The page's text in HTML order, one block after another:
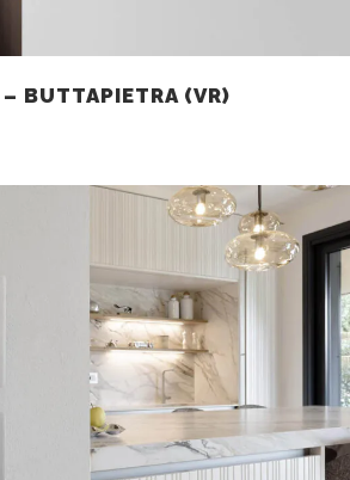
BUTTAPIETRA (VR)